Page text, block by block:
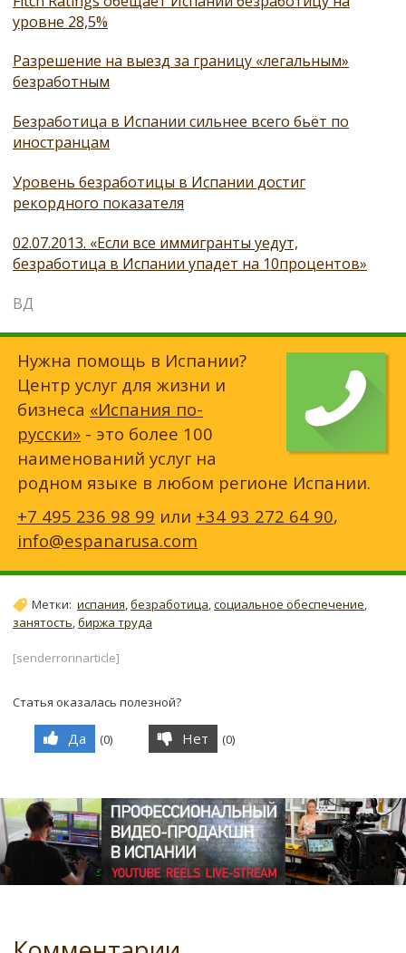
уровне 28,5%
Разрешение на выезд за границу «легальным»
безработным
Безработица в Испании сильнее всего бьёт по
иностранцам
Уровень безработицы в Испании достиг
рекордного показателя
02.07.2013. «Если все иммигранты уедут,
безработица в Испании упадет на 10процентов»
ВД
Нужна помощь в Испании?
Центр услуг для жизни и
бизнеса «Испания по-
русски» - это более 100
наименований услуг на
родном языке в любом регионе Испании.
+7 495 236 98 99 или +34 93 272 64 90,
info@espanarusa.com
Метки: испания,безработица,социальное обеспечение,
занятость,биржа труда
[senderrorinarticle]
Статья оказалась полезной?
Да (0) Нет (0)